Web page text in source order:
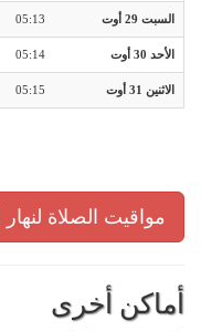
السبت 29 أوت 05:13
الأحد 30 أوت 05:14
الاثنين 31 أوت 05:15
مواقيت الصلاة لنهار
أماكن أخرى